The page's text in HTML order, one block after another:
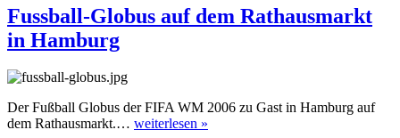
EM
2008
Spiel
Deutschland-
Fussball-Globus auf dem Rathausmarkt
in Hamburg
Der Fußball Globus der FIFA WM 2006 zu Gast in Hamburg auf
dem Rathausmarkt.… weiterlesen »